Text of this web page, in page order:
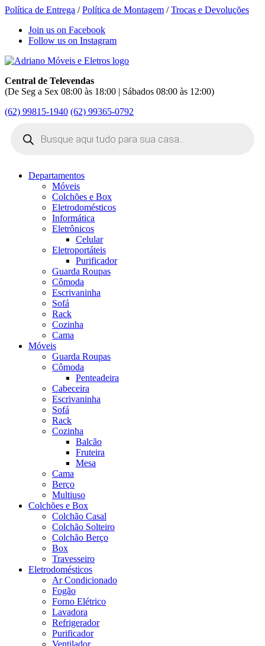
Política de Entrega /Política de Montagem /Trocas e Devoluções
Join us on Facebook
Follow us on Instagram
Central de Televendas
(De Seg a Sex 08:00 às 18:00 | Sábados 08:00 às 12:00)
(62) 99815-1940 (62) 99365-0792
produtos
Departamentos
Móveis
Colchões e Box
Eletrodomésticos
Informática
Eletrônicos
Celular
Eletroportáteis
Purificador
Guarda Roupas
Cômoda
Escrivaninha
Sofá
Rack
Cozinha
Cama
Móveis
Guarda Roupas
Cômoda
Penteadeira
Cabeceira
Escrivaninha
Sofá
Rack
Cozinha
Balcão
Fruteira
Mesa
Cama
Berço
Multiuso
Colchões e Box
Colchão Casal
Colchão Solteiro
Colchão Berço
Box
Travesseiro
Eletrodomésticos
Ar Condicionado
Fogão
Forno Elétrico
Lavadora
Refrigerador
Purificador
Ventilador